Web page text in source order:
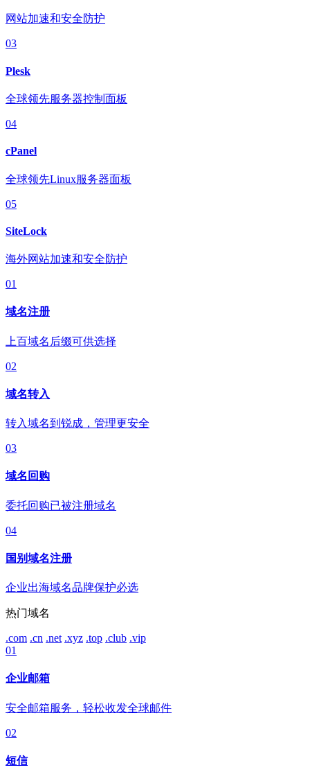
网站加速和安全防护
03
Plesk
全球领先服务器控制面板
04
cPanel
全球领先Linux服务器面板
05
SiteLock
海外网站加速和安全防护
01
域名注册
上百域名后缀可供选择
02
域名转入
转入域名到锐成，管理更安全
03
域名回购
委托回购已被注册域名
04
国别域名注册
企业出海域名品牌保护必选
热门域名
.com .cn .net .xyz .top .club .vip
01
企业邮箱
安全邮箱服务，轻松收发全球邮件
02
短信